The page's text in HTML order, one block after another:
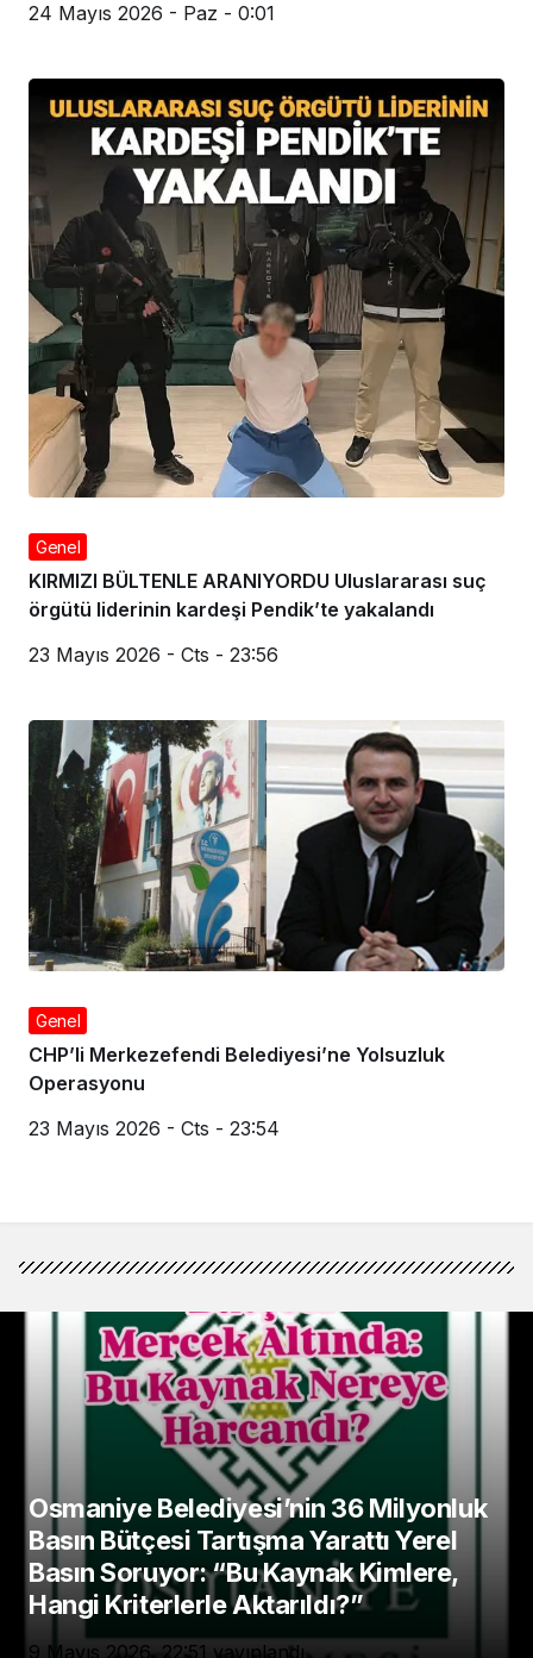
24 Mayıs 2026 - Paz - 0:01
Genel
KIRMIZI BÜLTENLE ARANIYORDU Uluslararası suç
örgütü liderinin kardeşi Pendik’te yakalandı
23 Mayıs 2026 - Cts - 23:56
Genel
CHP’li Merkezefendi Belediyesi’ne Yolsuzluk
Operasyonu
23 Mayıs 2026 - Cts - 23:54
Osmaniye Belediyesi’nin 36 Milyonluk
Basın Bütçesi Tartışma Yarattı Yerel
Basın Soruyor: “Bu Kaynak Kimlere,
Hangi Kriterlerle Aktarıldı?”
9 Mayıs 2026, 22:51 yayınlandı